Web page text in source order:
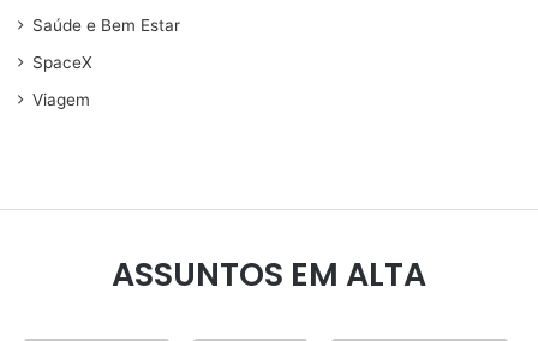
Saúde e Bem Estar
SpaceX
Viagem
ASSUNTOS EM ALTA